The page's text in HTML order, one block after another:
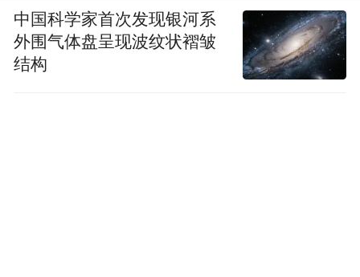
中国科学家首次发现银河系
外围气体盘呈现波纹状褶皱
结构